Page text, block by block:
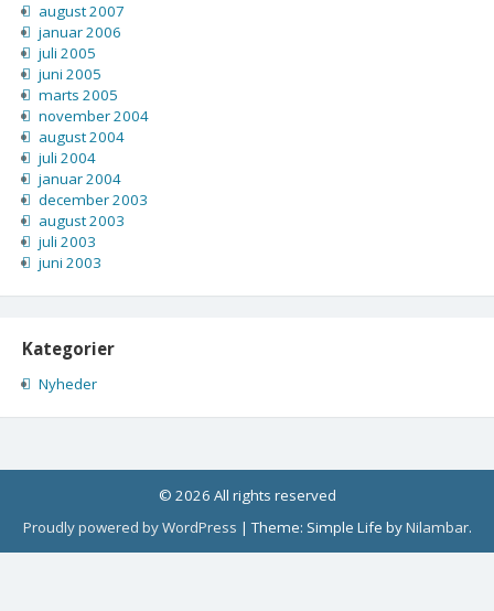
august 2007
januar 2006
juli 2005
juni 2005
marts 2005
november 2004
august 2004
juli 2004
januar 2004
december 2003
august 2003
juli 2003
juni 2003
Kategorier
Nyheder
© 2026 All rights reserved
Proudly powered by WordPress |Theme: Simple Life byNilambar.